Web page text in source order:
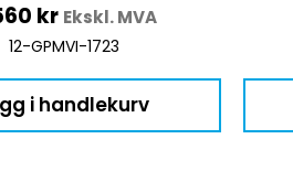
kr Ekskl. MVA
12-GPMVI-1723
i handlekurv